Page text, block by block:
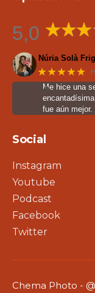
5,0
Núria Solà
★★★★★
Me hice una
fue aún mejor.
Social
Instagram
Youtube
Podcast
Facebook
Twitter
Chema Photo -